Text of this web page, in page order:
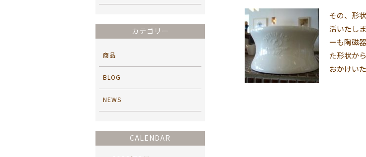
その、形
活いたし
ーも陶磁
た形状か
おかけい
カテゴリー
商品
BLOG
NEWS
CALENDAR